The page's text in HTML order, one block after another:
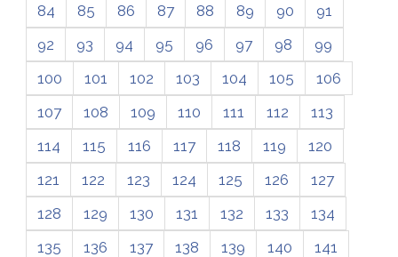
84
85 86 87 88 89 90
91
92
93 94 95 96 97 98
99
100
101 102 103 104 105
106
107
108 109 110 111 112
113
114
115 116 117 118 119
120
121
122 123 124 125 126
127
128
129 130 131 132 133
134
135
136 137 138 139 140
141